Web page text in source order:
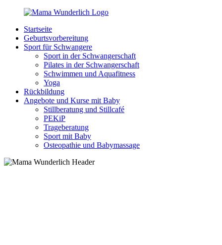
Zurück
Inhalt
MamaWunderlich.de
Mutti
sein
wunderbar!
Startseite
Geburtsvorbereitung
Sport für Schwangere
Sport in der Schwangerschaft
Pilates in der Schwangerschaft
Schwimmen und Aquafitness
Yoga
Rückbildung
Angebote und Kurse mit Baby
Stillberatung und Stillcafé
PEKiP
Trageberatung
Sport mit Baby
Osteopathie und Babymassage